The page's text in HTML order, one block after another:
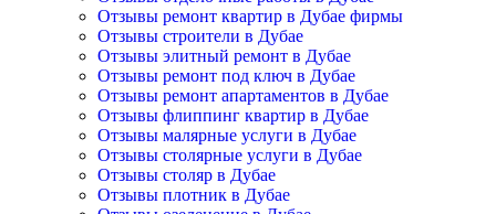
Отзывы ремонт квартир в Дубае фирмы
Отзывы строители в Дубае
Отзывы элитный ремонт в Дубае
Отзывы ремонт под ключ в Дубае
Отзывы ремонт апартаментов в Дубае
Отзывы флиппинг квартир в Дубае
Отзывы малярные услуги в Дубае
Отзывы столярные услуги в Дубае
Отзывы столяр в Дубае
Отзывы плотник в Дубае